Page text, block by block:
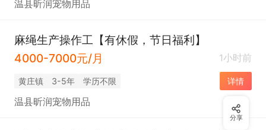
温县昕润宠物用品
麻绳生产操作工【有休假，节日福利】
4000-7000元/月
1小时前
黄庄镇 3-5年 学历不限 详情
温县昕润宠物用品
分享